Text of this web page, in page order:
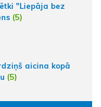
"Liepāja bez
(5)
aicina kopā
(5)